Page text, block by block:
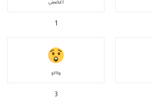
أغضبني
1
واااو
3